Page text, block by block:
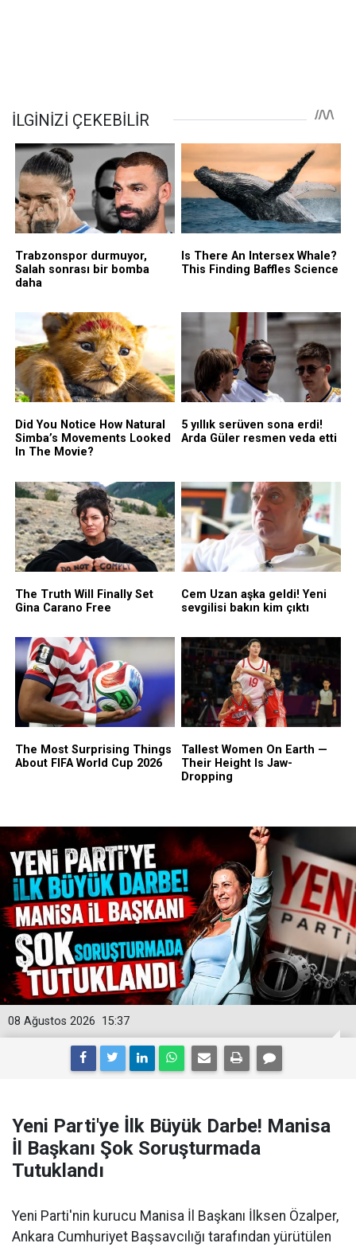
15:37
08 Ağustos 2026
Yeni Parti'ye İlk Büyük Darbe! Manisa
İl Başkanı Şok Soruşturmada
Tutuklandı
Yeni Parti'nin kurucu Manisa İl Başkanı İlksen Özalper,
Ankara Cumhuriyet Başsavcılığı tarafından yürütülen